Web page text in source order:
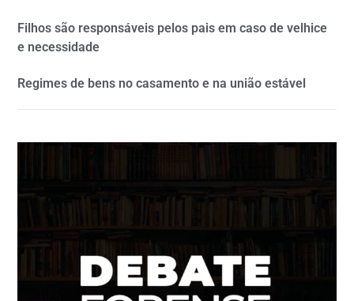
Filhos são responsáveis pelos pais em caso de velhice
e necessidade
Regimes de bens no casamento e na união estável